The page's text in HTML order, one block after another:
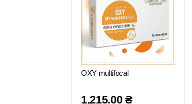
ШВИДКИЙ
OXY multifocal
1,215.00₴